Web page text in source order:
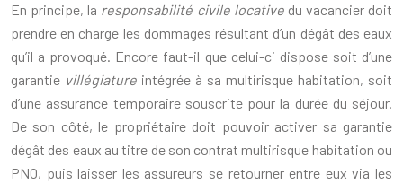
En principe, la responsabilité civile locativedu vacancier doit
prendre en charge les dommages résultant d’un dégât des eaux
qu’il a provoqué. Encore faut-il que celui-ci dispose soit d’une
garantie villégiature intégrée à sa multirisque habitation, soit
d’une assurance temporaire souscrite pour la durée du séjour.
De son côté, le propriétaire doit pouvoir activer sa garantie
dégât des eaux au titre de son contrat multirisque habitation ou
PNO, puis laisser les assureurs se retourner entre eux via les